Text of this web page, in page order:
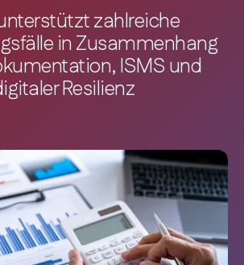
zahlreiche
in Zusammenhang
ISMS und
Resilienz